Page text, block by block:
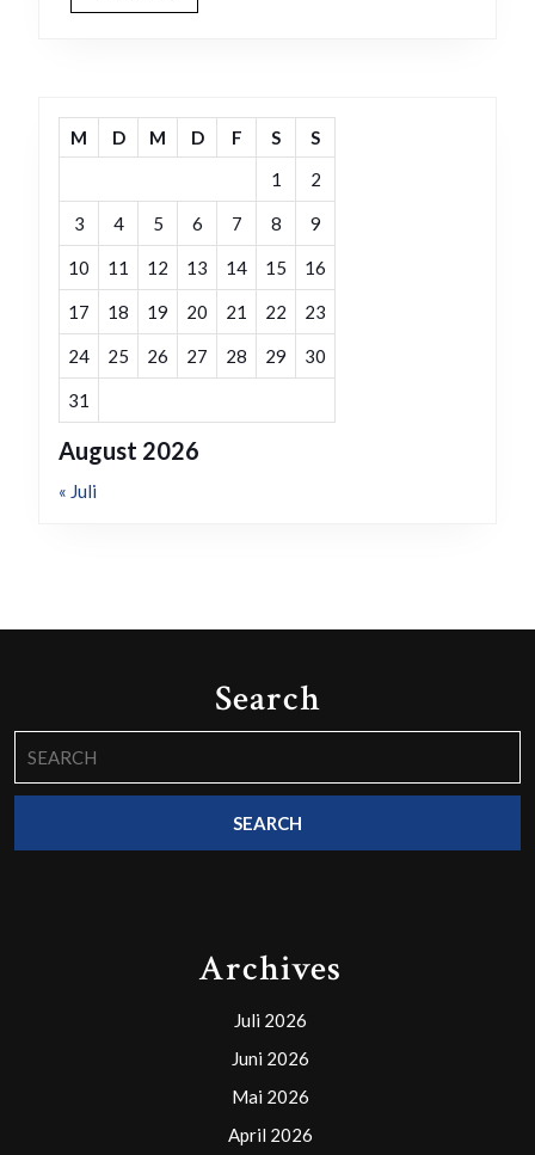
August 2026
M D M D F S
S
1
2
3 4 5 6 7 8 9
10 11 12 13 14 15 16
17 18 19 20 21 22 23
24 25 26 27 28 29 30
31
« Juli
Search
for:
Archives
Juli 2026
Juni 2026
Mai 2026
April 2026